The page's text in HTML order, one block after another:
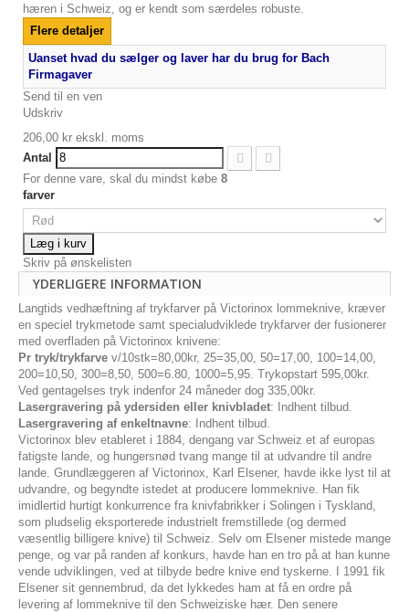
hæren i Schweiz, og er kendt som særdeles robuste.
Flere detaljer
Uanset hvad du sælger og laver har du brug for Bach
Firmagaver
Send til en ven
Udskriv
206,00 kr ekskl. moms
Antal
For denne vare, skal du mindst købe 8
farver
Læg i kurv
Skriv på ønskelisten
YDERLIGERE INFORMATION
Langtids vedhæftning af trykfarver på Victorinox lommeknive, kræver
en speciel trykmetode samt specialudviklede trykfarver der fusionerer
med overfladen på Victorinox knivene:
Pr tryk/trykfarve v/10stk=80,00kr, 25=35,00, 50=17,00, 100=14,00,
200=10,50, 300=8,50, 500=6.80, 1000=5,95. Trykopstart 595,00kr.
Ved gentagelses tryk indenfor 24 måneder dog 335,00kr.
Lasergravering på ydersiden eller knivbladet: Indhent tilbud.
Lasergravering af enkeltnavne: Indhent tilbud.
Victorinox blev etableret i 1884, dengang var Schweiz et af europas
fatigste lande, og hungersnød tvang mange til at udvandre til andre
lande. Grundlæggeren af Victorinox, Karl Elsener, havde ikke lyst til at
udvandre, og begyndte istedet at producere lommeknive. Han fik
imidlertid hurtigt konkurrence fra knivfabrikker i Solingen i Tyskland,
som pludselig eksporterede industrielt fremstillede (og dermed
væsentlig billigere knive) til Schweiz. Selv om Elsener mistede mange
penge, og var på randen af konkurs, havde han en tro på at han kunne
vende udviklingen, ved at tilbyde bedre knive end tyskerne. I 1991 fik
Elsener sit gennembrud, da det lykkedes ham at få en ordre på
levering af lommeknive til den Schweiziske hær. Den senere